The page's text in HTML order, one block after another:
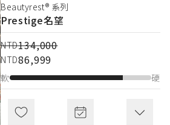
Beautyrest® 系列
Prestige名望
NTD134,000
NTD86,999
軟 硬
電動床
Beautyrest® SIMREST
床
軟